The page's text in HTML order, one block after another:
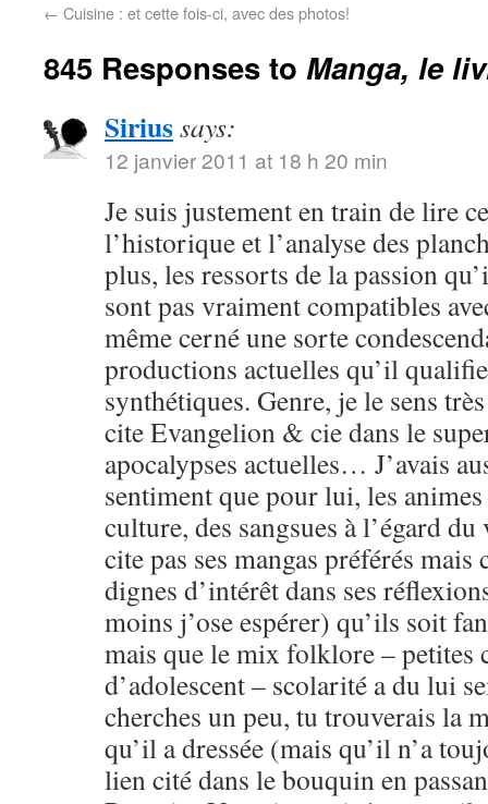
← Cuisine : et cette fois-ci, avec des photos!
845 Responses to Manga, le
Siriussays:
12 janvier 2011 at 18 h 20 min
Je suis justement en train de lire
l’historique et l’analyse des
plus, les ressorts de la passion
sont pas vraiment compatibles
même cerné une sorte
productions actuelles qu’il
synthétiques. Genre, je le sens
cite Evangelion & cie dans le
apocalypses actuelles… J’avais
sentiment que pour lui, les
culture, des sangsues à l’égard
cite pas ses mangas préférés
dignes d’intérêt dans ses
moins j’ose espérer) qu’ils soit
mais que le mix folklore – petites
d’adolescent – scolarité a du lui
cherches un peu, tu trouverais la
qu’il a dressée (mais qu’il n’a
lien cité dans le bouquin en